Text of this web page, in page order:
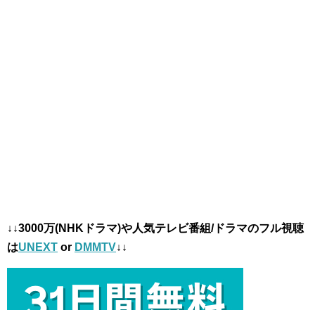
↓↓3000万(NHKドラマ)や人気テレビ番組/ドラマのフル視聴
はUNEXT or DMMTV↓↓